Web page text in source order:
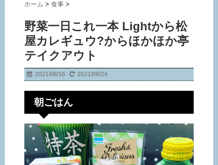
ホーム > 食事 >
野菜一日これ一本 Lightから松
屋カレギュウ?からほかほか亭
テイクアウト
2021/08/16 2021/08/24
朝ごはん